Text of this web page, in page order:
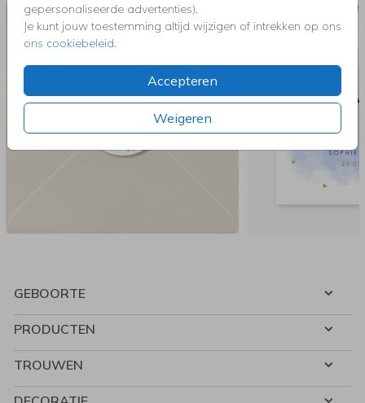
gepersonaliseerde advertenties).
Je kunt jouw toestemming altijd wijzigen of intrekken op ons
ons cookiebeleid
Accepteren
Weigeren
SLUITSTICKER SAVE
GEBOORTE
PRODUCTEN
TROUWEN